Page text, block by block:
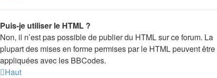
Puis-je utiliser le HTML ?
Non, il n’est pas possible de publier du HTML sur ce forum. La
plupart des mises en forme permises par le HTML peuvent être
appliquées avec les BBCodes.
Haut